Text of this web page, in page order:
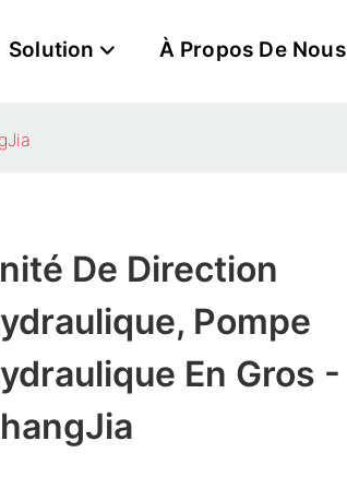
Solution À Propos De Nous
De Direction
Pompe
En Gros -